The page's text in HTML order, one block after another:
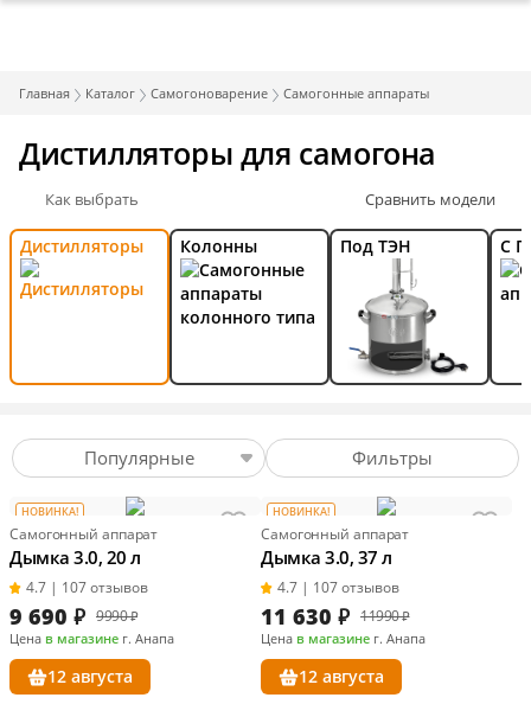
Главная Каталог Самогоноварение Самогонные аппараты
Дистилляторы для самогона
Как выбрать Сравнить модели
Дистилляторы Колонны Под ТЭН С
Популярные Фильтры
НОВИНКА!
Самогонный аппарат
Дымка 3.0, 20 л
4.7 | 107 отзывов
9 690 ₽ 9990 ₽
Цена в магазине г. Анапа
12 августа
НОВИНКА!
Самогонный аппарат
Дымка 3.0, 37 л
4.7 | 107 отзывов
11 630 ₽ 11990 ₽
Цена в магазине г. Анапа
12 августа